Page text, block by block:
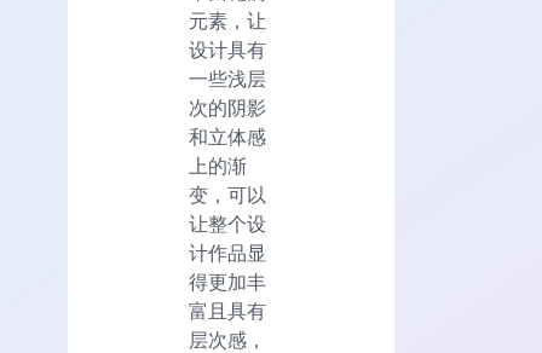
元素，让
设计具有
一些浅层
次的阴影
和立体感
上的渐
变，可以
让整个设
计作品显
得更加丰
富且具有
层次感，